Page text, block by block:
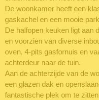
De woonkamer heeft een
gaskachel en een mooie
De halfopen keuken ligt aan
en voorzien van diverse
oven, 4-pits gasfornuis en
achterdeur naar de tuin.
Aan de achterzijde van de
een glazen dak en
fantastische plek om te